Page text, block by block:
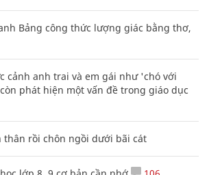
Bảng công thức lượng giác bằng thơ,
cảnh anh trai và em gái như 'chó với
phát hiện một vấn đề trong giáo dục
thân rồi chôn ngồi dưới bãi cát